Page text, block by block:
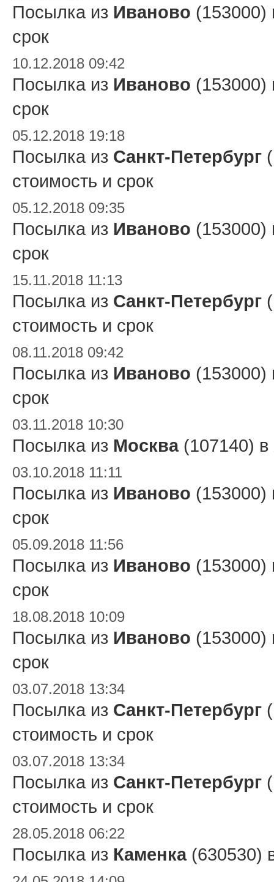
Посылка из Иваново
срок
10.12.2018 09:42
Посылка из Иваново
срок
05.12.2018 19:18
Посылка из Санкт-Петербург
стоимость и срок
05.12.2018 09:35
Посылка из Иваново
срок
15.11.2018 11:13
Посылка из Санкт-Петербург
стоимость и срок
08.11.2018 09:42
Посылка из Иваново
срок
03.11.2018 10:30
Посылка из Москва(107140) в
03.10.2018 11:11
Посылка из Иваново
срок
05.09.2018 11:56
Посылка из Иваново
срок
18.08.2018 10:09
Посылка из Иваново
срок
03.07.2018 13:34
Посылка из Санкт-Петербург
стоимость и срок
03.07.2018 13:34
Посылка из Санкт-Петербург
стоимость и срок
28.05.2018 06:22
Посылка из Каменка(630530)